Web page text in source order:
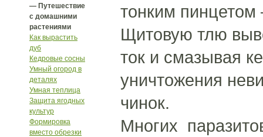
— Путешествие
с домашними
растениями
Как вырастить
дуб
Кедровые сосны
Умный огород в
деталях
Умная теплица
Защита ягодных
культур
Формировка
вместо обрезки
тонким
Щитовую тлю
ток и смазывая
уничтожения
чинок.
Многих